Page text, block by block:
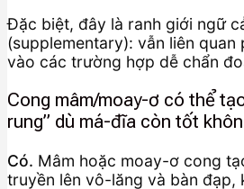
Đặc biệt, đây là ranh giới ngữ
(supplementary): vẫn liên quan
vào các trường hợp dễ chẩn
Cong mâm/moay-ơ có thể
rung” dù má-đĩa còn tốt
Có. Mâm hoặc moay-ơ cong
truyền lên vô-lăng và bàn đạp,